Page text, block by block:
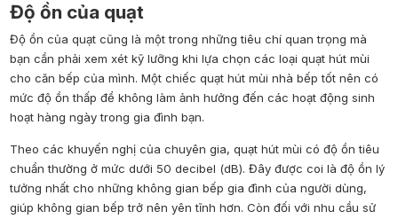
Độ ồn của quạt
Độ ồn của quạt cũng là một trong những tiêu chí quan trọng mà
bạn cần phải xem xét kỹ lưỡng khi lựa chọn các loại quạt hút mùi
cho căn bếp của mình. Một chiếc quạt hút mùi nhà bếp tốt nên có
mức độ ồn thấp để không làm ảnh hưởng đến các hoạt động sinh
hoạt hàng ngày trong gia đình bạn.
Theo các khuyến nghị của chuyên gia, quạt hút mùi có độ ồn tiêu
chuẩn thường ở mức dưới 50 decibel (dB). Đây được coi là độ ồn lý
tưởng nhất cho những không gian bếp gia đình của người dùng,
giúp không gian bếp trở nên yên tĩnh hơn. Còn đối với nhu cầu sử